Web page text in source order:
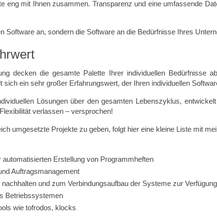
eng mit Ihnen zusammen. Transparenz und eine umfassende
Software an, sondern die Software an die Bedürfnisse Ihres
decken die gesamte Palette Ihrer individuellen Bedürfnisse
ein sehr großer Erfahrungswert, der Ihren individuellen
Lösungen über den gesamten Lebenszyklus,
verlassen – versprochen!
umgesetzte Projekte zu geben, folgt hier eine kleine Liste mit
Erstellung von Programmheften
Auftragsmanagement
und zum Verbindungsaufbau der Systeme zur
Betriebssystemen
wie tofrodos, klocks